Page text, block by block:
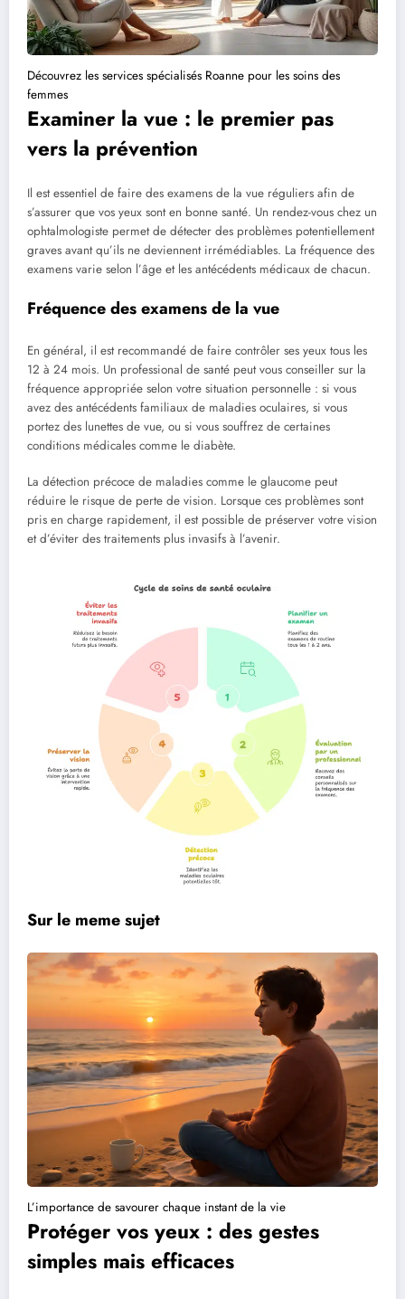
Découvrez les services spécialisés Roanne pour les soins des
femmes
Examiner la vue : le premier pas
vers la prévention
Il est essentiel de faire des examens de la vue réguliers afin de
s’assurer que vos yeux sont en bonne santé. Un rendez-vous chez un
ophtalmologiste permet de détecter des problèmes potentiellement
graves avant qu’ils ne deviennent irrémédiables. La fréquence des
examens varie selon l’âge et les antécédents médicaux de chacun.
Fréquence des examens de la vue
En général, il est recommandé de faire contrôler ses yeux tous les
12 à 24 mois. Un professional de santé peut vous conseiller sur la
fréquence appropriée selon votre situation personnelle : si vous
avez des antécédents familiaux de maladies oculaires, si vous
portez des lunettes de vue, ou si vous souffrez de certaines
conditions médicales comme le diabète.
La détection précoce de maladies comme le glaucome peut
réduire le risque de perte de vision. Lorsque ces problèmes sont
pris en charge rapidement, il est possible de préserver votre vision
et d’éviter des traitements plus invasifs à l’avenir.
Sur le meme sujet
L’importance de savourer chaque instant de la vie
Protéger vos yeux : des gestes
simples mais efficaces